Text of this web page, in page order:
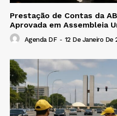
Prestação de Contas da
Aprovada em Assembleia
Agenda DF - 12 De Janeiro De